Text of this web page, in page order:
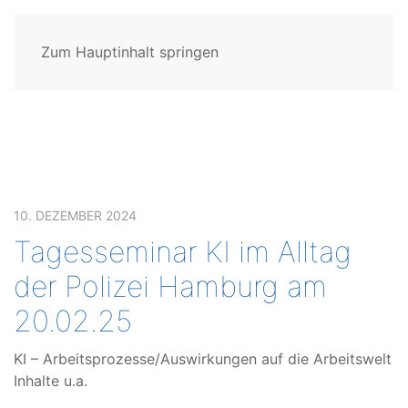
Zum Hauptinhalt springen
10. DEZEMBER 2024
Tagesseminar KI im Alltag
der Polizei Hamburg am
20.02.25
KI – Arbeitsprozesse/Auswirkungen auf die Arbeitswelt
Inhalte u.a.